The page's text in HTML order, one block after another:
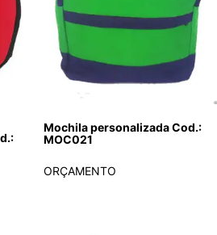
Mochila personalizada Cod.:
MOC021
ORÇAMENTO